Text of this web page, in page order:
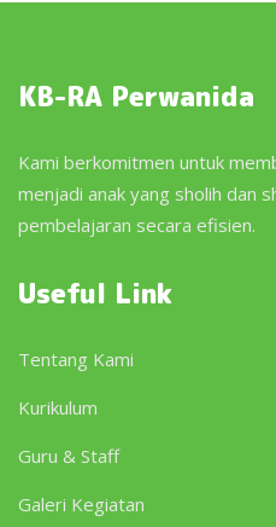
KB-RA Perwanida
Kami berkomitmen untuk
menjadi anak yang sholih dan
pembelajaran secara efisien.
Useful Link
Tentang Kami
Kurikulum
Guru & Staff
Galeri Kegiatan